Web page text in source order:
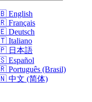
English
Français
Deutsch
Italiano
日本語
Español
Português (Brasil)
中文 (简体)